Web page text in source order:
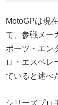
MotoGPは現
て、参戦メー
ポーツ・エン
ロ・エスペレ
ていると述べ
シリーズプロ